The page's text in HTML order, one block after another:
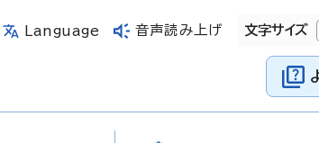
Language 音声読み上げ 文字サイズ